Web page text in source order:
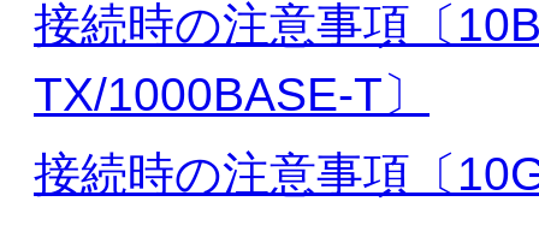
接続時の注意事項〔
TX/1000BASE-T〕
接続時の注意事項〔